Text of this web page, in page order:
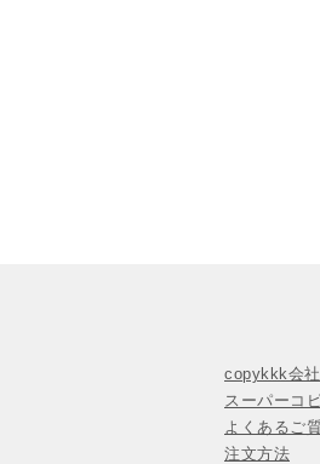
copykkk会
スーパーコ
よくあるご
注文方法